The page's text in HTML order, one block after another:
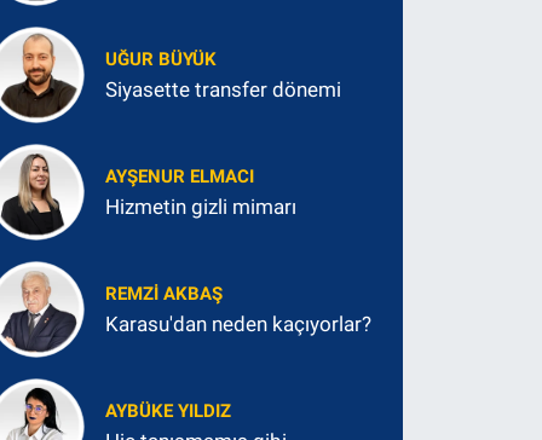
UĞUR BÜYÜK
Siyasette transfer dönemi
AYŞENUR ELMACI
Hizmetin gizli mimarı
REMZI AKBAŞ
Karasu'dan neden kaçıyorlar?
AYBÜKE YILDIZ